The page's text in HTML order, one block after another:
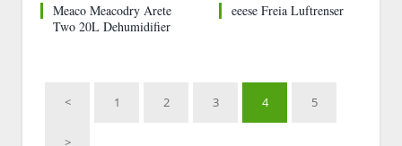
Meaco Meacodry Arete
Two 20L Dehumidifier
eeese Freia Luftrenser
< 1 2 3 4 5
>